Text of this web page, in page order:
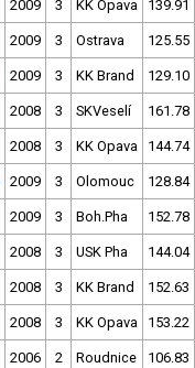
2009 3 KK Opava 139.91
2009 3 Ostrava 125.55
2009 3 KK Brand 129.10
2008 3 SKVeselí 161.78
2008 3 KK Opava 144.74
2009 3 Olomouc 128.84
2009 3 Boh.Pha 152.78
2008 3 USK Pha 144.04
2008 3 KK Brand 152.63
2008 3 KK Opava 153.22
2006 2 Roudnice 106.83